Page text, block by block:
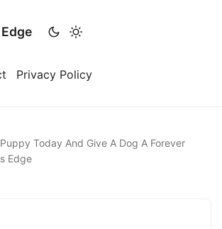
Privacy Policy
Today And Give A Dog A Forever
Edge